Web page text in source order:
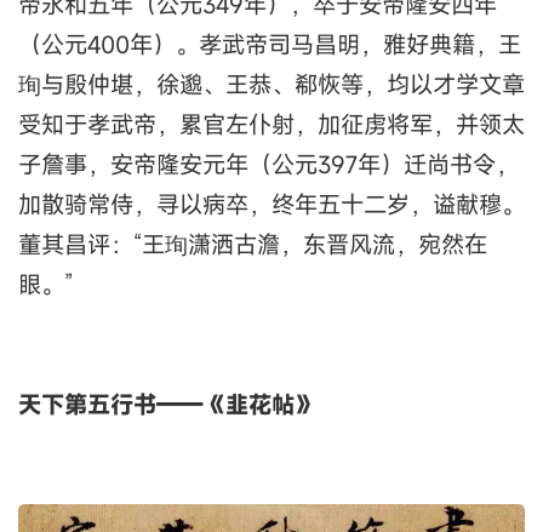
（公元400年）。孝武帝司马昌明，雅好典籍，王
珣与殷仲堪，徐邈、王恭、郗恢等，均以才学文章
受知于孝武帝，累官左仆射，加征虏将军，并领太
子詹事，安帝隆安元年（公元397年）迁尚书令，
加散骑常侍，寻以病卒，终年五十二岁，谥献穆。
董其昌评：“王珣潇洒古澹，东晋风流，宛然在
眼。”
天下第五行书——《韭花帖》